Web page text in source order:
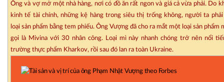
Ông và vợ mở một nhà hàng, nơi có đồ ăn rất ngon và giá cả vừa phải. Do
kinh tế tài chính, những kệ hàng trong siêu thị trống không, người ta phải
loại sản phẩm bằng tem phiếu. Ông Vượng đã cho ra mắt một loại sản phẩm
gọi là Mivina với 30 nhân công. Loại mì này nhanh chóng trở nên nổi
trường thực phẩm Kharkov, rồi sau đó lan ra toàn Ukraine.